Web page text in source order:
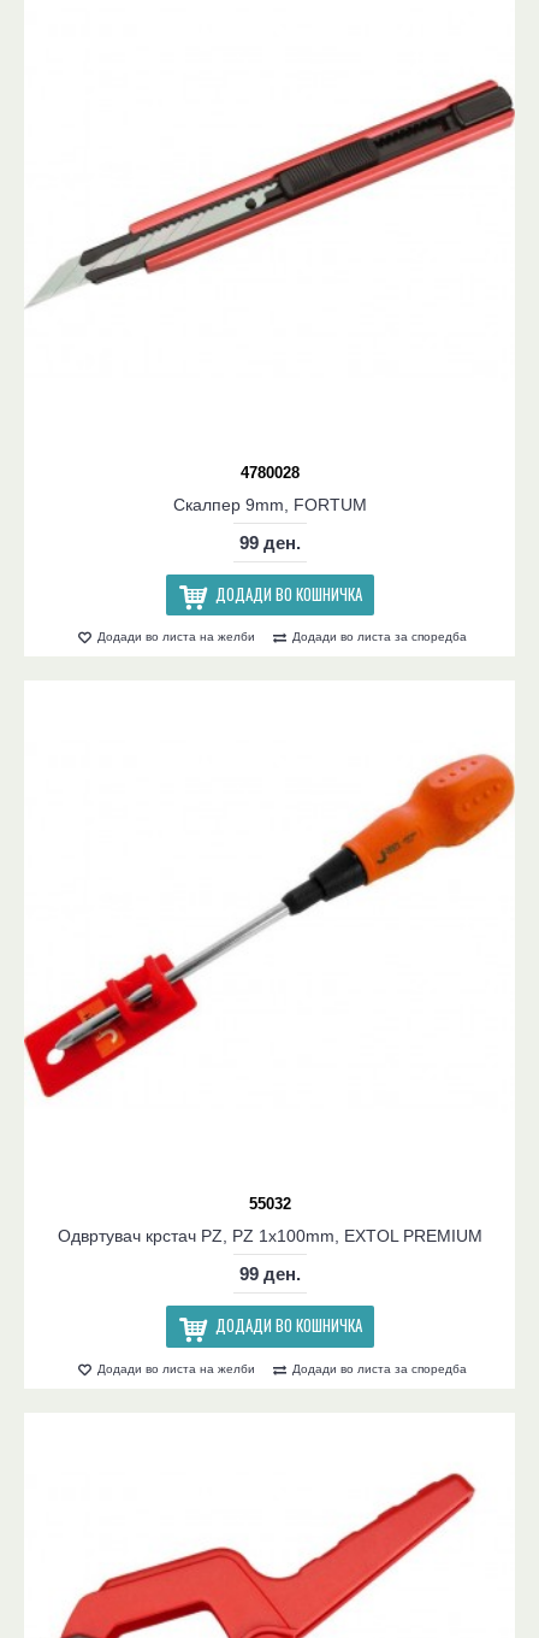
4780028
Скалпер 9mm, FORTUM
99 ден.
ДОДАДИ ВО КОШНИЧКА
Додади во листа на желби Додади во листа за споредба
55032
Одвртувач крстач PZ, PZ 1x100mm, EXTOL PREMIUM
99 ден.
ДОДАДИ ВО КОШНИЧКА
Додади во листа на желби Додади во листа за споредба